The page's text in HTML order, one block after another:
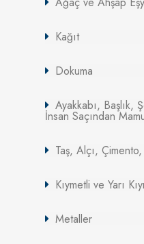
Kağıt
Dokuma
Ayakkabı, Başlık,
İnsan Saçından
Taş, Alçı,
Kıymetli ve Yarı
Metaller